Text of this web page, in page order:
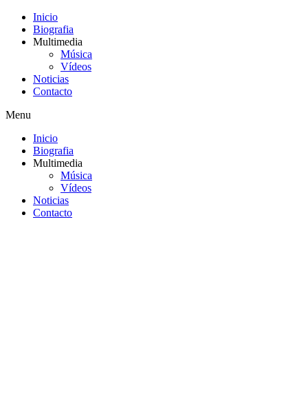
Inicio
Biografia
Multimedia
Música
Vídeos
Noticias
Contacto
Menu
Inicio
Biografia
Multimedia
Música
Vídeos
Noticias
Contacto